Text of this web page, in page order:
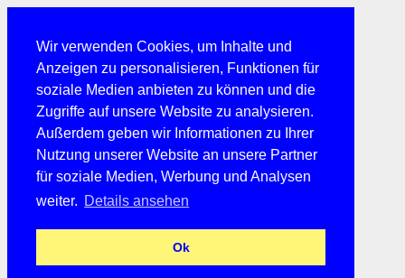
Wir verwenden Cookies, um Inhalte und
Anzeigen zu personalisieren, Funktionen für
soziale Medien anbieten zu können und die
Zugriffe auf unsere Website zu analysieren.
Außerdem geben wir Informationen zu Ihrer
Nutzung unserer Website an unsere Partner
für soziale Medien, Werbung und Analysen
weiter. Details ansehen
Ok